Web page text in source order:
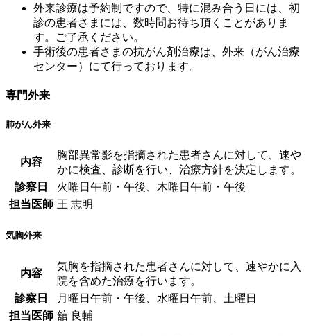
外来診療は予約制ですので、特に混み合う日には、初
診の患者さまには、数時間お待ち頂くことがありま
す。ご了承ください。
手術後の患者さまの抗がん剤治療は、外来（がん治療
センター）にて行っております。
専門外来
肺がん外来
内容
胸部異常影を指摘された患者さんに対して、速や
かに検査、診断を行い、治療方針を決定します。
診察日
火曜日午前・午後、木曜日午前・午後
担当医師 王 志明
気胸外来
内容
気胸を指摘された患者さんに対して、速やかに入
院を含めた治療を行います。
診察日
月曜日午前・午後、水曜日午前、土曜日
担当医師 舘 良輔